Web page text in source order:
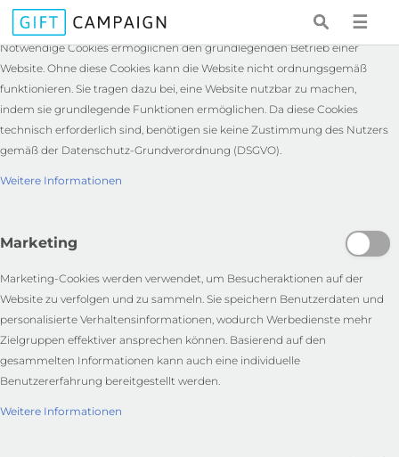
Notwendige
Notwendige Cookies ermöglichen den grundlegenden Betrieb einer
Website. Ohne diese Cookies kann die Website nicht ordnungsgemäß
funktionieren. Sie tragen dazu bei, eine Website nutzbar zu machen,
indem sie grundlegende Funktionen ermöglichen. Da diese Cookies
technisch erforderlich sind, benötigen sie keine Zustimmung des Nutzers
gemäß der Datenschutz-Grundverordnung (DSGVO).
Weitere Informationen
Marketing
Marketing-Cookies werden verwendet, um Besucheraktionen auf der
Website zu verfolgen und zu sammeln. Sie speichern Benutzerdaten und
personalisierte Verhaltensinformationen, wodurch Werbedienste mehr
Zielgruppen effektiver ansprechen können. Basierend auf den
gesammelten Informationen kann auch eine individuelle
Benutzererfahrung bereitgestellt werden.
Weitere Informationen
☰